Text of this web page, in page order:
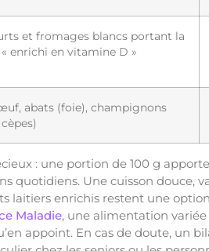
et fromages blancs portant la
enrichi en vitamine D »
abats (foie), champignons
: une portion de 100 g
quotidiens. Une cuisson douce,
laitiers enrichis restent une
Maladie, une alimentation
appoint. En cas de doute, un